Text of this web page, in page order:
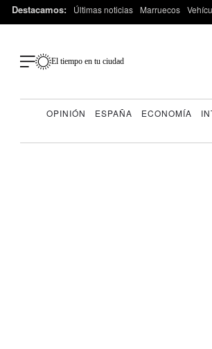
Destacamos: Últimas noticias Marruecos
El tiempo en tu ciudad
OPINIÓN ESPAÑA ECONOMÍA